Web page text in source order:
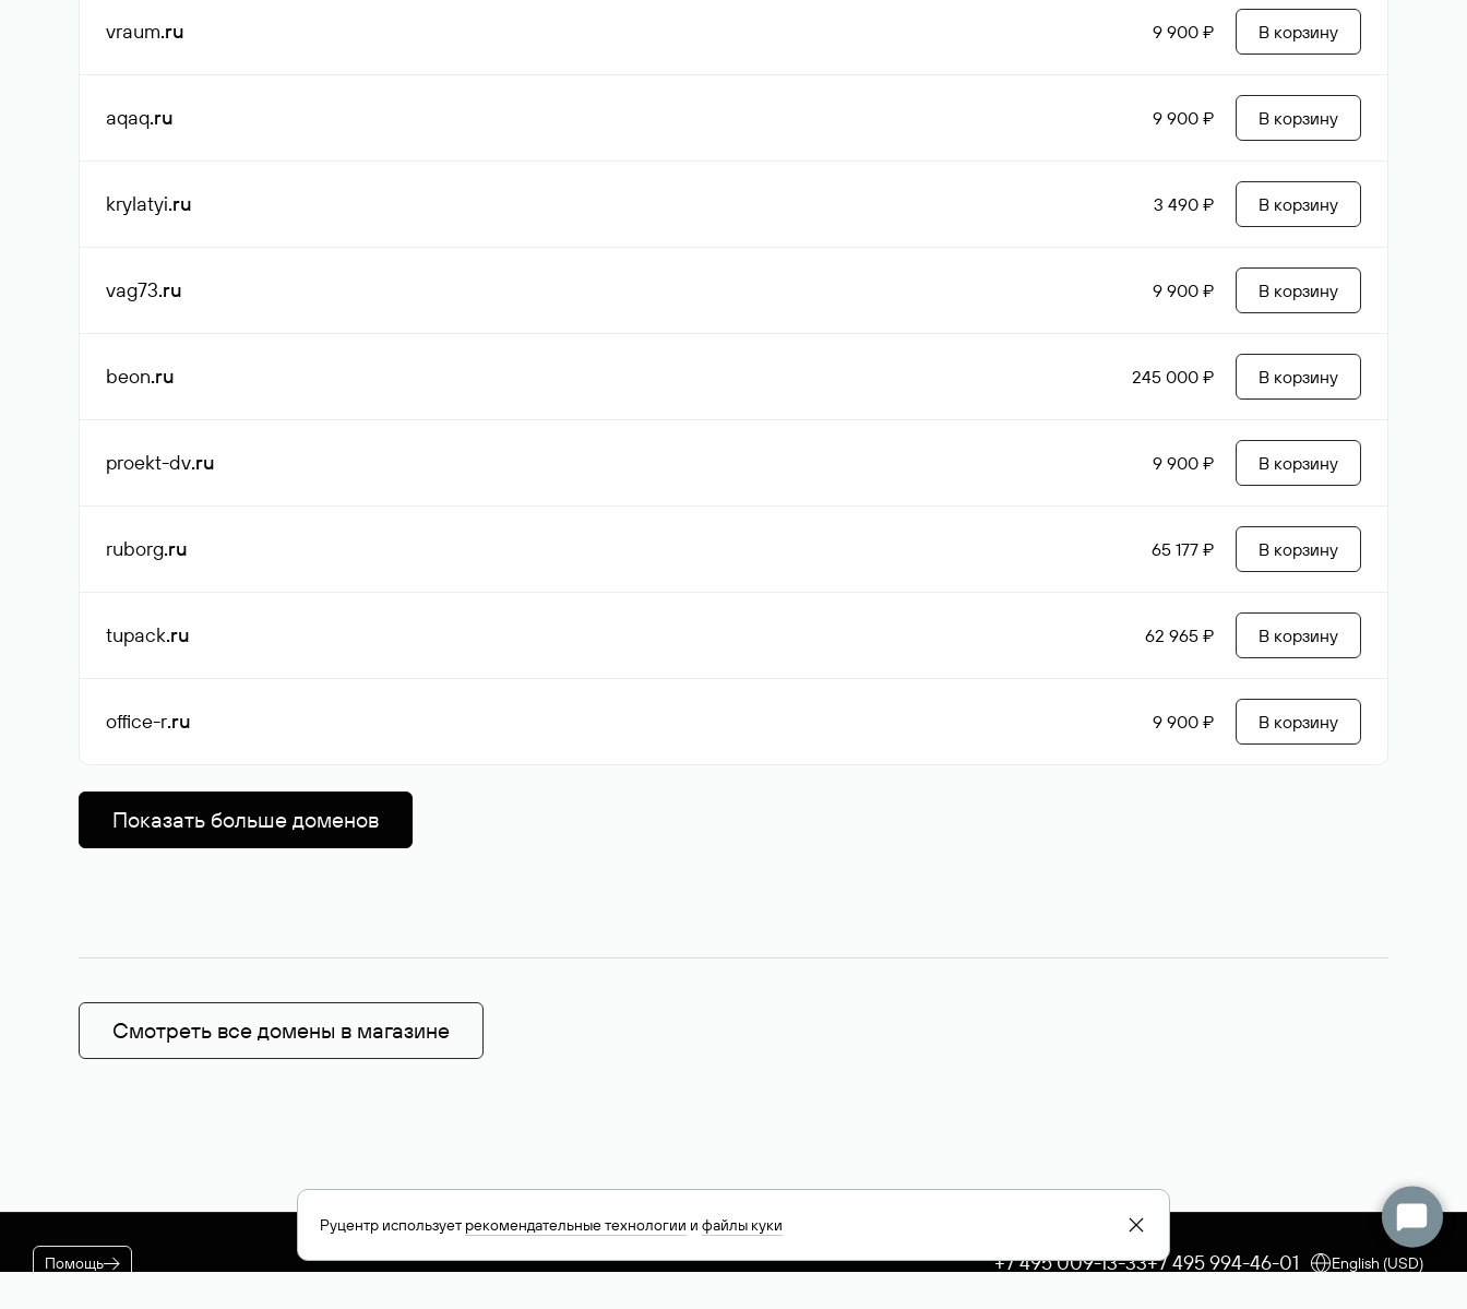
vraum.ru 9 900 ₽ В корзину
aqaq.ru 9 900 ₽ В корзину
krylatyi.ru 3 490 ₽ В корзину
vag73.ru 9 900 ₽ В корзину
beon.ru 245 000 ₽ В корзину
proekt-dv.ru 9 900 ₽ В корзину
ruborg.ru 65 177 ₽ В корзину
tupack.ru 62 965 ₽ В корзину
office-r.ru 9 900 ₽ В корзину
Показать больше доменов
Смотреть все домены в магазине
Помощь +7 495 009-13-33+7 495 994-46-01 English (USD)
Руцентр использует рекомендательные технологии и файлы куки